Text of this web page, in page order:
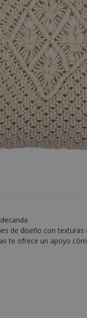
de diseño con
te ofrece un apoyo